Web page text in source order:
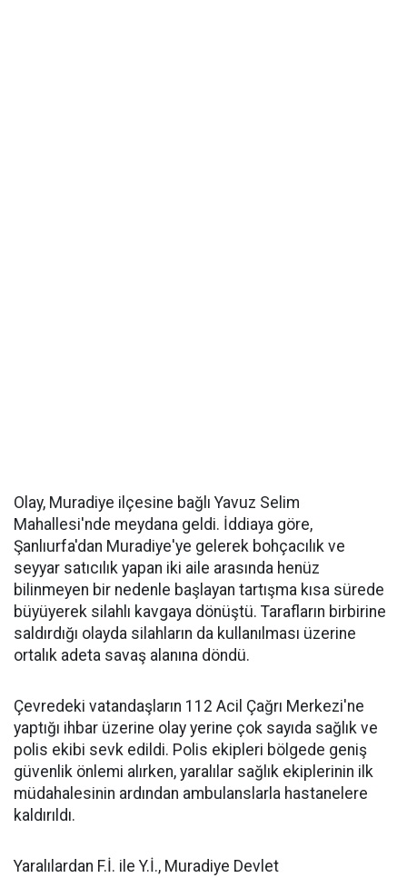
Olay, Muradiye ilçesine bağlı Yavuz Selim
Mahallesi'nde meydana geldi. İddiaya göre,
Şanlıurfa'dan Muradiye'ye gelerek bohçacılık ve
seyyar satıcılık yapan iki aile arasında henüz
bilinmeyen bir nedenle başlayan tartışma kısa sürede
büyüyerek silahlı kavgaya dönüştü. Tarafların birbirine
saldırdığı olayda silahların da kullanılması üzerine
ortalık adeta savaş alanına döndü.
Çevredeki vatandaşların 112 Acil Çağrı Merkezi'ne
yaptığı ihbar üzerine olay yerine çok sayıda sağlık ve
polis ekibi sevk edildi. Polis ekipleri bölgede geniş
güvenlik önlemi alırken, yaralılar sağlık ekiplerinin ilk
müdahalesinin ardından ambulanslarla hastanelere
kaldırıldı.
Yaralılardan F.İ. ile Y.İ., Muradiye Devlet